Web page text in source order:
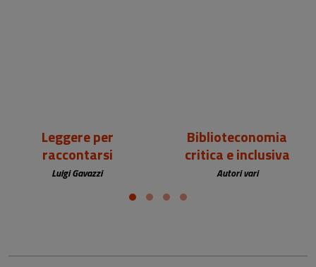
Leggere per
raccontarsi
Luigi Gavazzi
Biblioteconomia
critica e inclusiva
Autori vari